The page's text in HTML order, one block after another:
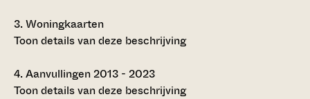
3.Woningkaarten
Toon details van deze beschrijving
4.Aanvullingen 2013 - 2023
Toon details van deze beschrijving